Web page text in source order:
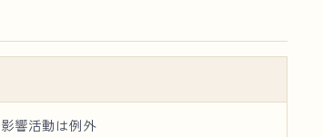
響活動は例外